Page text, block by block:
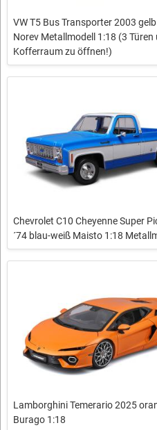
VW T5 Bus Transporter 2003
Norev Metallmodell 1:18 (3 Türen
Kofferraum zu öffnen!)
Chevrolet C10 Cheyenne Super
´74 blau-weiß Maisto 1:18
Lamborghini Temerario 2025
Burago 1:18